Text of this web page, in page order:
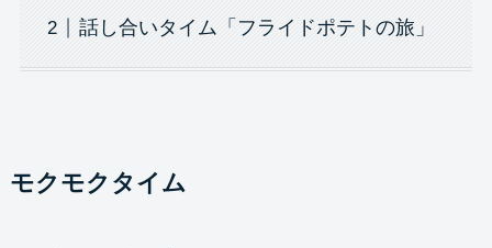
話し合いタイム「フライドポテトの旅」
モクモクタイム